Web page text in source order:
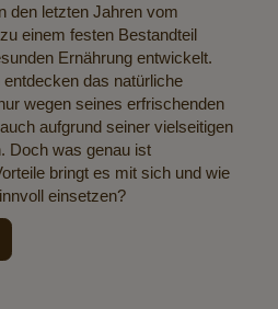
den letzten Jahren vom
einem festen Bestandteil
Ernährung entwickelt.
das natürliche
wegen seines erfrischenden
aufgrund seiner vielseitigen
Doch was genau ist
bringt es mit sich und wie
einsetzen?